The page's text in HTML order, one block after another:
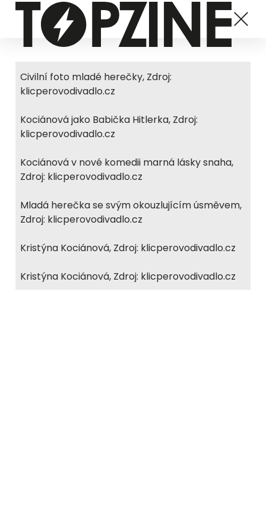
Civilní foto mladé herečky, Zdroj:
klicperovodivadlo.cz
Kociánová jako Babička Hitlerka, Zdroj:
klicperovodivadlo.cz
Kociánová v nové komedii marná lásky snaha,
Zdroj: klicperovodivadlo.cz
Mladá herečka se svým okouzlujícím úsměvem,
Zdroj: klicperovodivadlo.cz
Kristýna Kociánová, Zdroj: klicperovodivadlo.cz
Kristýna Kociánová, Zdroj: klicperovodivadlo.cz